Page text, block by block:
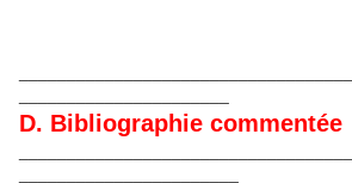
D. Bibliographie commentée